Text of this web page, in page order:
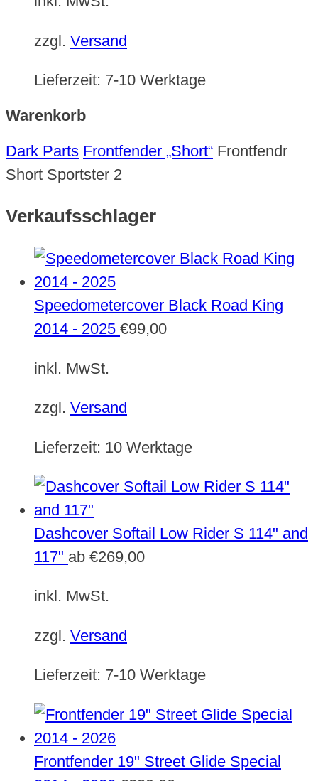
zzgl. Versand
Lieferzeit: 7-10 Werktage
Warenkorb
Dark Parts Frontfender „Short“ Frontfendr
Short Sportster 2
Verkaufsschlager
Speedometercover Black Road King
2014 - 2025 €99,00
inkl. MwSt.
zzgl. Versand
Lieferzeit: 10 Werktage
Dashcover Softail Low Rider S 114" and
117" ab €269,00
inkl. MwSt.
zzgl. Versand
Lieferzeit: 7-10 Werktage
Frontfender 19" Street Glide Special